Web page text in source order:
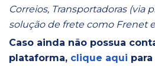
Correios, Transportadoras (via
solução de frete como Frenet
Caso ainda não possua
plataforma, clique aqui